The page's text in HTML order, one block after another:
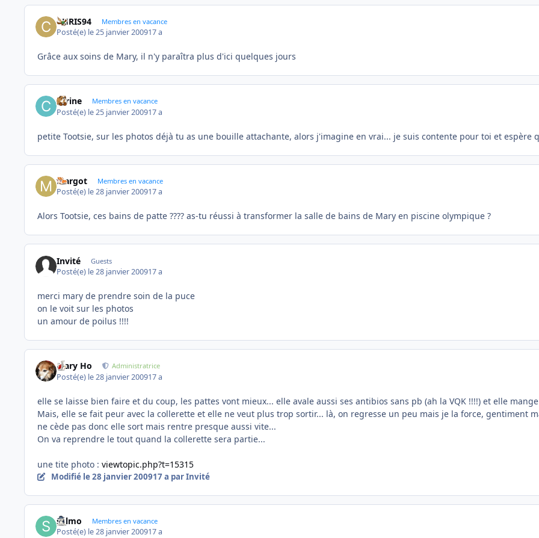
CHRIS94 Membres en vacance
Posté(e) le 25 janvier 200917 a
Grâce aux soins de Mary, il n'y paraîtra plus d'ici quelques jours
carine Membres en vacance
Posté(e) le 25 janvier 200917 a
petite Tootsie, sur les photos déjà tu as une bouille attachante, alors j'imagine en vrai... je suis contente pour toi et espère
Margot Membres en vacance
Posté(e) le 28 janvier 200917 a
Alors Tootsie, ces bains de patte ???? as-tu réussi à transformer la salle de bains de Mary en piscine olympique ?
Invité Guests
Posté(e) le 28 janvier 200917 a
merci mary de prendre soin de la puce
on le voit sur les photos
un amour de poilus !!!!
Mary Ho Administratrice
Posté(e) le 28 janvier 200917 a
elle se laisse bien faire et du coup, les pattes vont mieux... elle avale aussi ses antibios sans pb (ah la VQK !!!!) et elle
Mais, elle se fait peur avec la collerette et elle ne veut plus trop sortir... là, on regresse un peu mais je la force, gentiment
ne cède pas donc elle sort mais rentre presque aussi vite...
On va reprendre le tout quand la collerette sera partie...
une tite photo : viewtopic.php?t=15315
Modifié le 28 janvier 200917 a par Invité
sylmo Membres en vacance
Posté(e) le 28 janvier 200917 a